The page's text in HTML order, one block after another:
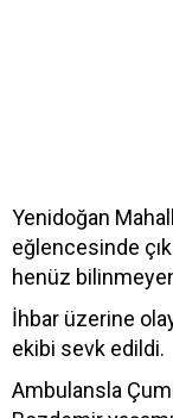
Yenidoğan
eğlencesinde
henüz
İhbar üzerine
ekibi sevk edildi.
Ambulansla